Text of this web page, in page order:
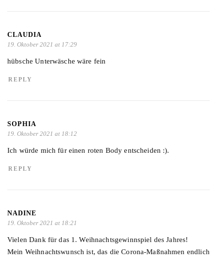
CLAUDIA
19. Oktober 2021 at 17:29
hübsche Unterwäsche wäre fein
REPLY
SOPHIA
19. Oktober 2021 at 18:12
Ich würde mich für einen roten Body entscheiden :).
REPLY
NADINE
19. Oktober 2021 at 18:21
Vielen Dank für das 1. Weihnachtsgewinnspiel des Jahres!
Mein Weihnachtswunsch ist, das die Corona-Maßnahmen endlich